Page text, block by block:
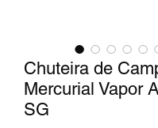
Chuteira de
Mercurial Vapor
SG